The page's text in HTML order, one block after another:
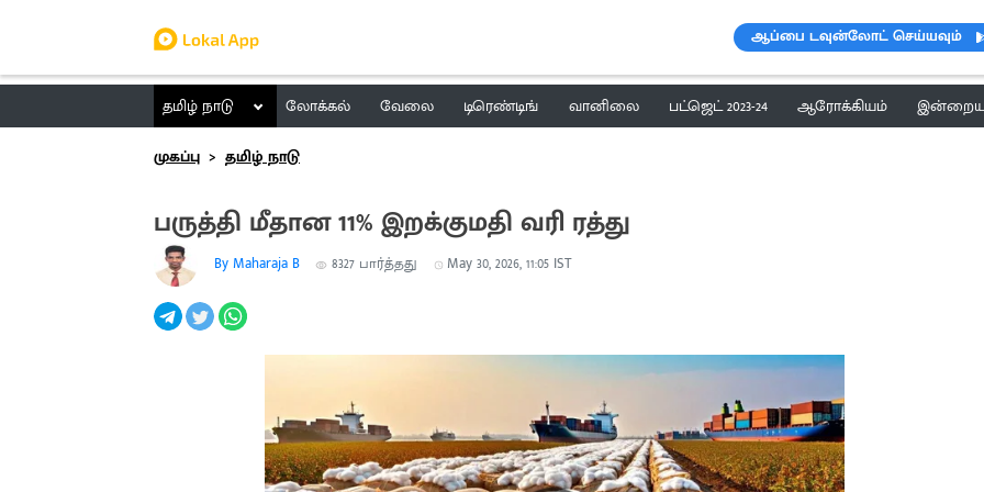
ஆப்பை டவுன்லோட் செய்யவும்
தமிழ் நாடு லோக்கல் வேலை டிரெண்டிங் வானிலை பட்ஜெட் 2023-24 ஆரோக்கியம் இன்றைய
முகப்பு
தமிழ் நாடு
பருத்தி மீதான 11% இறக்குமதி வரி ரத்து
By Maharaja B 8327 பார்த்தது May 30, 2026, 11:05 IST